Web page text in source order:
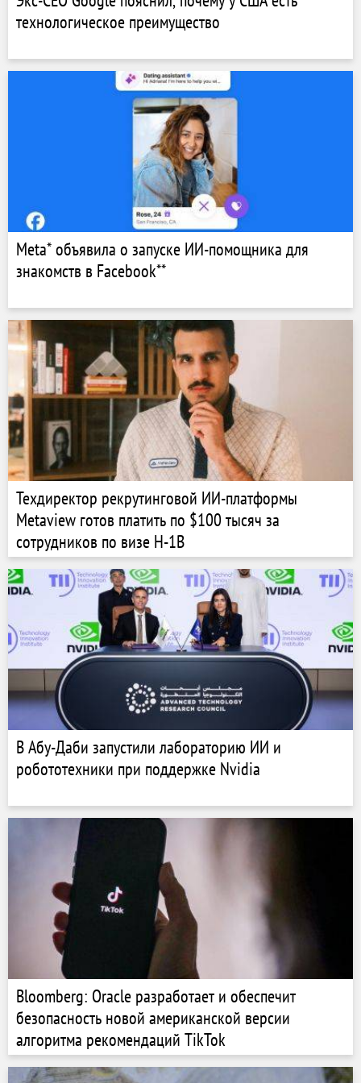
технологическое преимущество
Meta* объявила о запуске ИИ-помощника для
знакомств в Facebook**
Техдиректор рекрутинговой ИИ-платформы
Metaview готов платить по $100 тысяч за
сотрудников по визе H-1B
В Абу-Даби запустили лабораторию ИИ и
робототехники при поддержке Nvidia
Bloomberg: Oracle разработает и обеспечит
безопасность новой американской версии
алгоритма рекомендаций TikTok